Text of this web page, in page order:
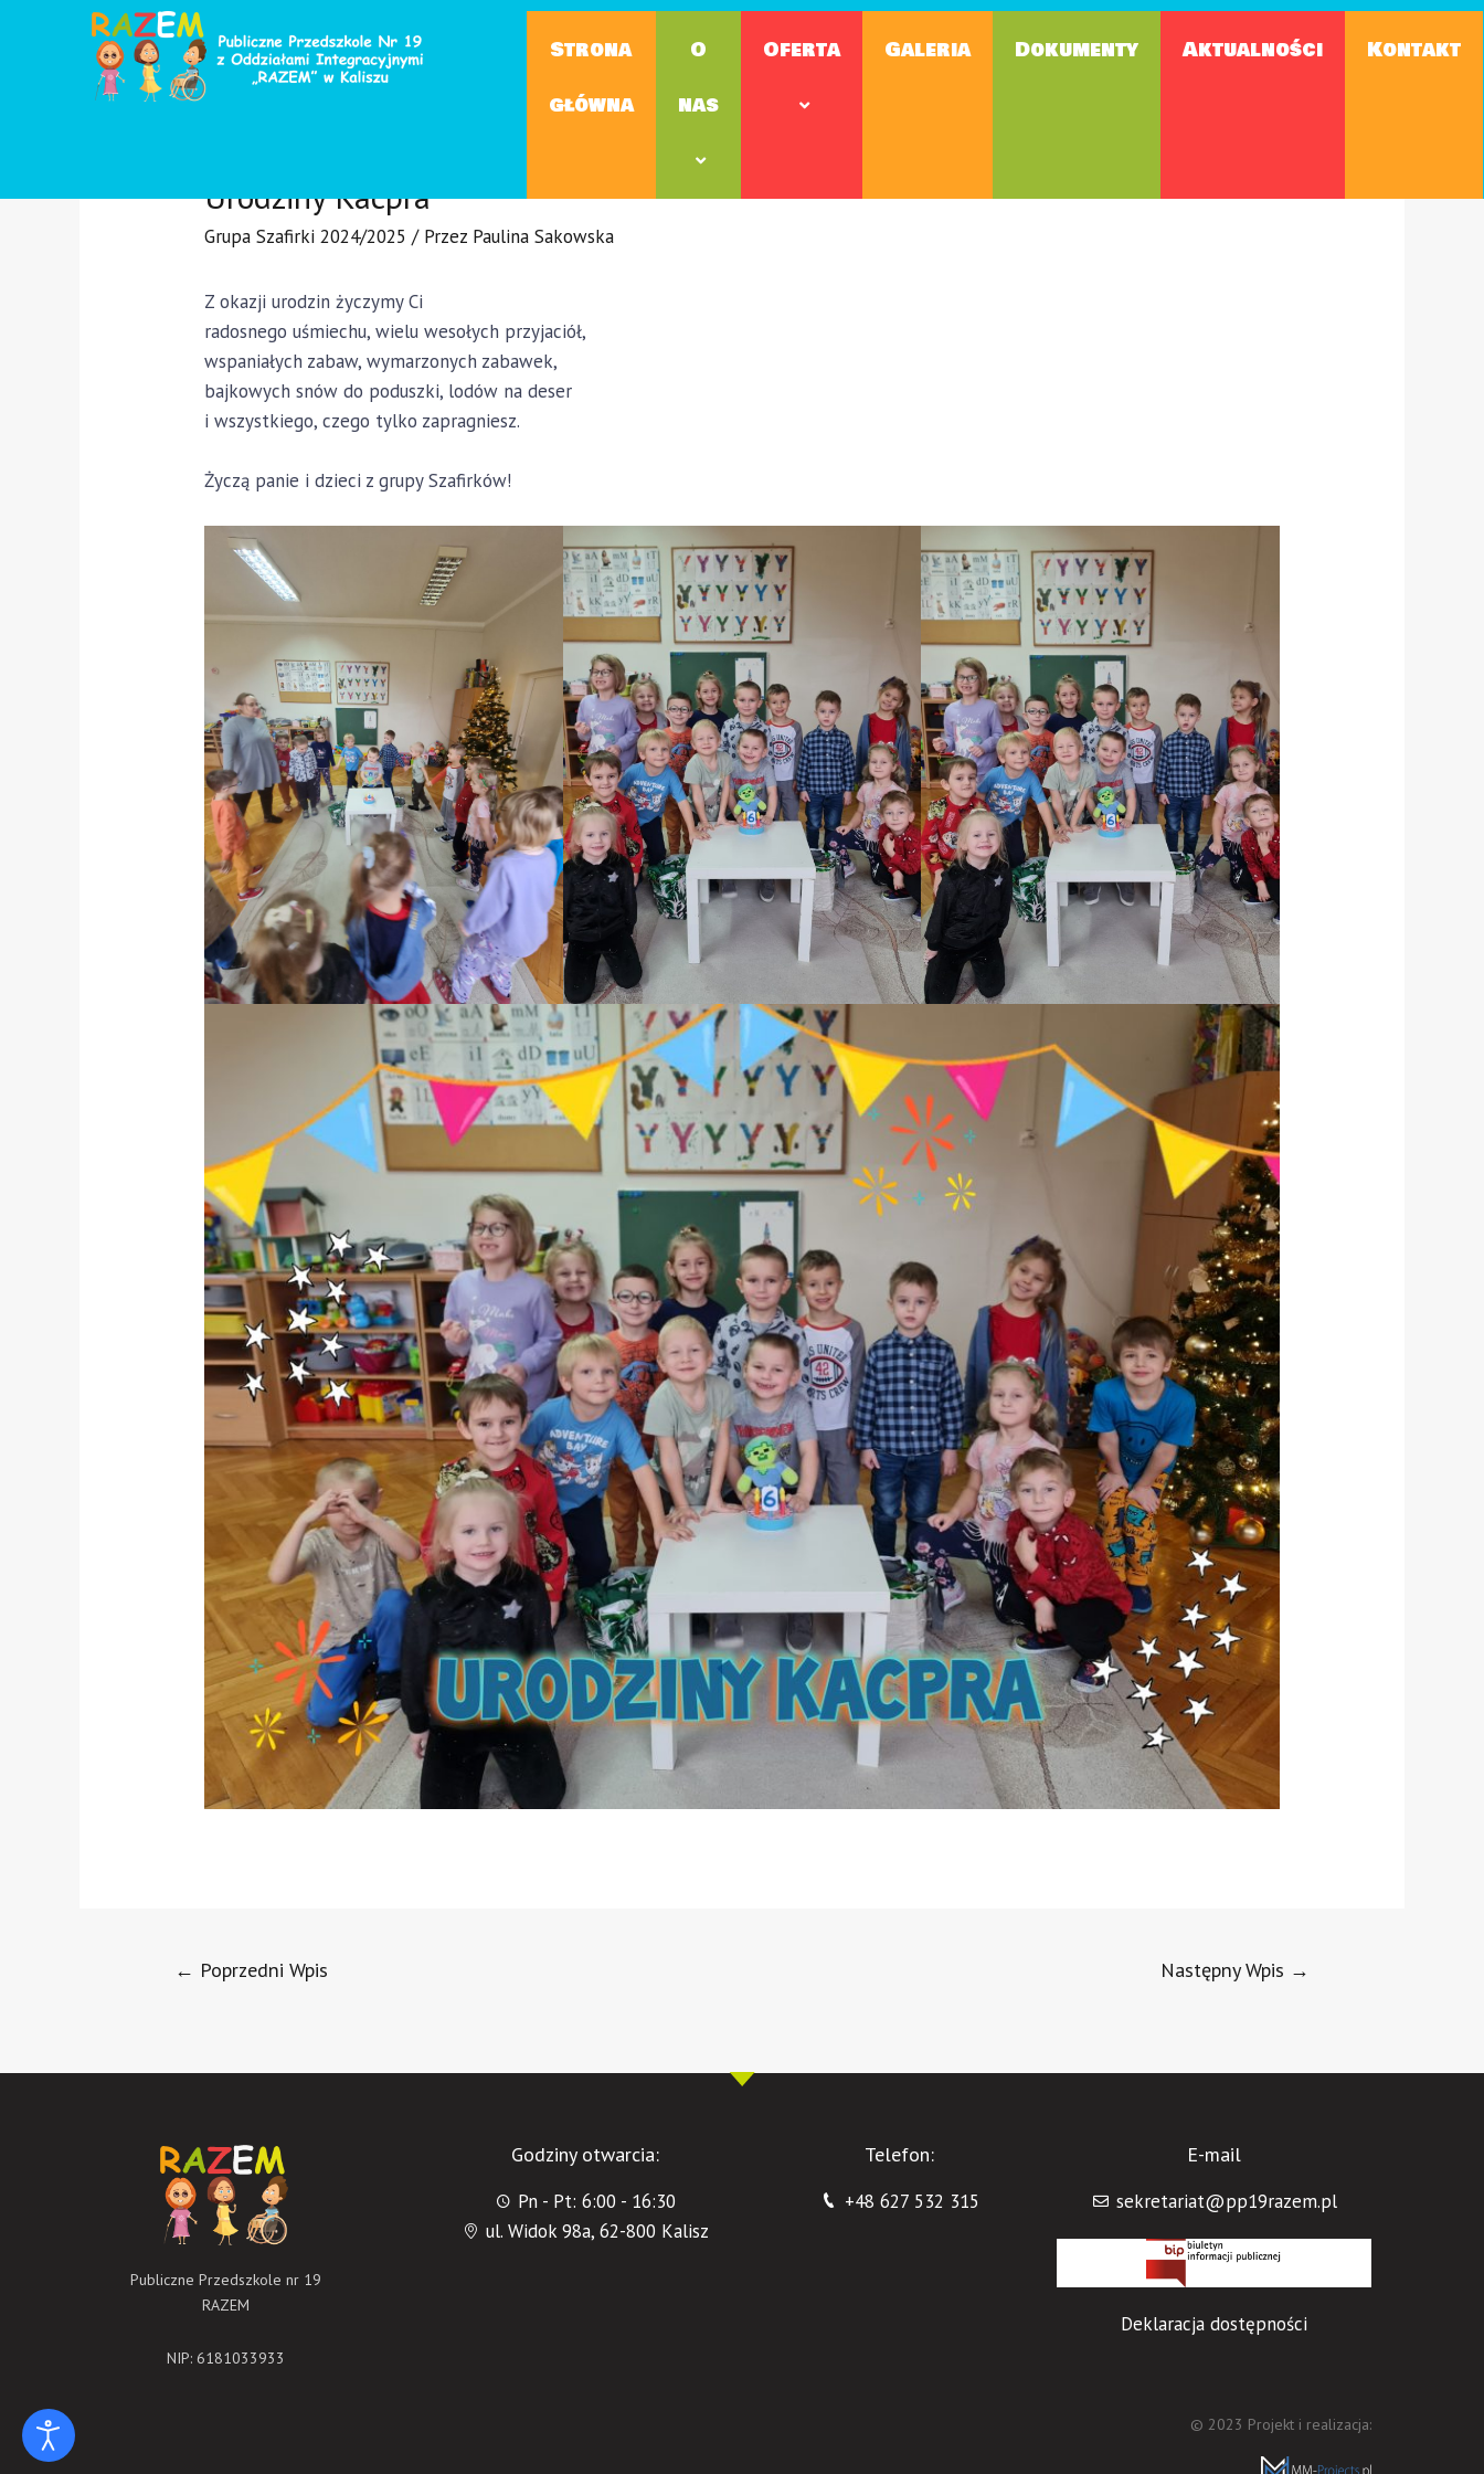
Strona
główna
O
nas
Oferta Galeria Dokumenty Aktualności Kontakt
Urodziny Kacpra
Grupa Szafirki 2024/2025 / Przez Paulina Sakowska
Z okazji urodzin życzymy Ci
radosnego uśmiechu, wielu wesołych przyjaciół,
wspaniałych zabaw, wymarzonych zabawek,
bajkowych snów do poduszki, lodów na deser
i wszystkiego, czego tylko zapragniesz.
Życzą panie i dzieci z grupy Szafirków!
← Poprzedni Wpis Następny Wpis →
Publiczne Przedszkole nr 19
RAZEM
NIP: 6181033933
Godziny otwarcia:
Pn - Pt: 6:00 - 16:30
ul. Widok 98a, 62-800 Kalisz
Telefon:
+48 627 532 315
E-mail
sekretariat@pp19razem.pl
Deklaracja dostępności
© 2023 Projekt i realizacja: